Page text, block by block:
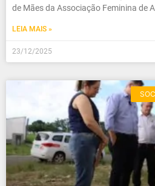
de Mães da Associação Feminina de
LEIA MAIS »
23/12/2025